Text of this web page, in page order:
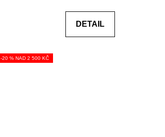
z
DETAIL
-20 % NAD 2 500 KČ